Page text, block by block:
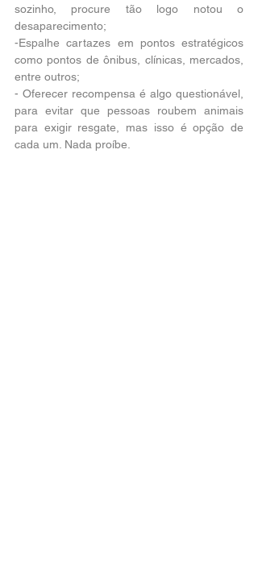
sozinho, procure tão logo notou o
desaparecimento;
-Espalhe cartazes em pontos estratégicos
como pontos de ônibus, clínicas, mercados,
entre outros;
- Oferecer recompensa é algo questionável,
para evitar que pessoas roubem animais
para exigir resgate, mas isso é opção de
cada um. Nada proíbe.